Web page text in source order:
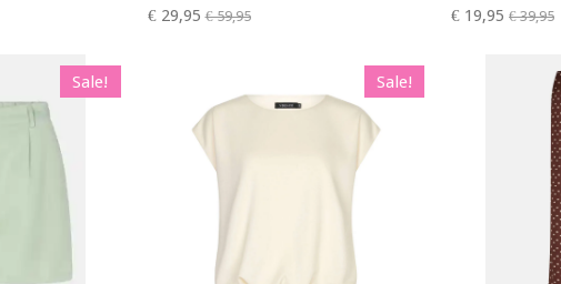
€ 29,95 € 59,95 € 19,95 € 39,95
Sale! Sale!